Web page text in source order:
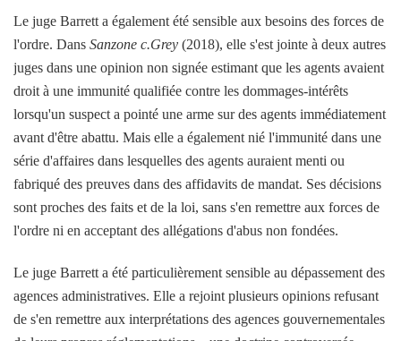
Le juge Barrett a également été sensible aux besoins des forces de
l'ordre. Dans Sanzone c.Grey (2018), elle s'est jointe à deux autres
juges dans une opinion non signée estimant que les agents avaient
droit à une immunité qualifiée contre les dommages-intérêts
lorsqu'un suspect a pointé une arme sur des agents immédiatement
avant d'être abattu. Mais elle a également nié l'immunité dans une
série d'affaires dans lesquelles des agents auraient menti ou
fabriqué des preuves dans des affidavits de mandat. Ses décisions
sont proches des faits et de la loi, sans s'en remettre aux forces de
l'ordre ni en acceptant des allégations d'abus non fondées.
Le juge Barrett a été particulièrement sensible au dépassement des
agences administratives. Elle a rejoint plusieurs opinions refusant
de s'en remettre aux interprétations des agences gouvernementales